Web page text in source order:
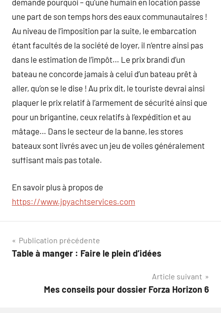
demande pourquoi – qu’une humain en location passe
une part de son temps hors des eaux communautaires !
Au niveau de l’imposition par la suite, le embarcation
étant facultés de la société de loyer, il n’entre ainsi pas
dans le estimation de l’impôt… Le prix brandi d’un
bateau ne concorde jamais à celui d’un bateau prêt à
aller, qu’on se le dise ! Au prix dit, le touriste devrai ainsi
plaquer le prix relatif à l’armement de sécurité ainsi que
pour un brigantine, ceux relatifs à l’expédition et au
mâtage… Dans le secteur de la banne, les stores
bateaux sont livrés avec un jeu de voiles généralement
suffisant mais pas totale.
En savoir plus à propos de
https://www.jpyachtservices.com
Navigation
de
Publication précédente
Table à manger : Faire le plein d’idées
Article suivant
Mes conseils pour dossier Forza Horizon 6